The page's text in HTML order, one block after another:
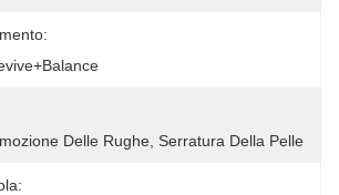
Delle Rughe, Serratura Della Pelle